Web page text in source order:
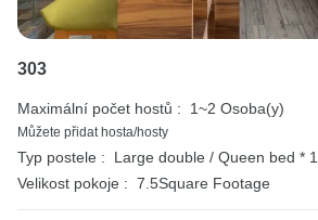
303
Maximální počet hostů : 1~2 Osoba(y)
Můžete přidat hosta/hosty
Typ postele :
Large double / Queen bed * 1
Velikost pokoje : 7.5Square Footage